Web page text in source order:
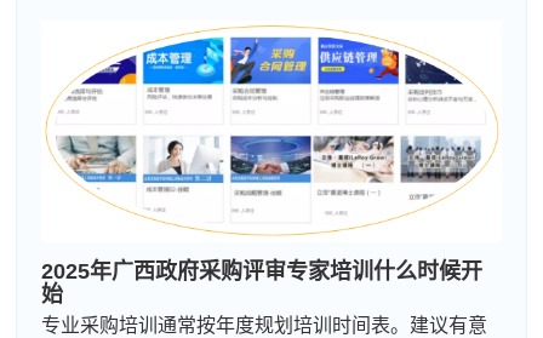
2025年广西政府采购评审专家培训什么时候开
始
专业采购培训通常按年度规划培训时间表。建议有意